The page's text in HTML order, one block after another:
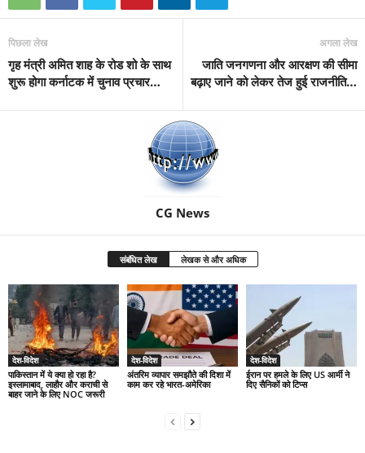
पिछला लेख
गृह मंत्री अमित शाह के रोड शो के साथ
शुरू होगा कर्नाटक में चुनाव प्रचार…
अगला लेख
जाति जनगणना और आरक्षण की सीमा
बढ़ाए जाने को लेकर तेज हुई राजनीति…
CG News
संबंधित लेख लेखक से और अधिक
देश-विदेश
पाकिस्तान में ये क्या हो रहा है?
इस्लामाबाद, लाहौर और कराची से
बाहर जाने के लिए NOC जरूरी
देश-विदेश
अंतरिम व्यापार समझौते की दिशा में
काम कर रहे भारत-अमेरिका
देश-विदेश
ईरान पर हमले के लिए US आर्मी ने
दिए सैनिकों को टिप्स